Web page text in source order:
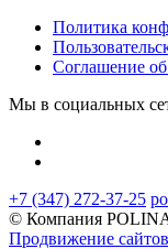
Политика
Соглашение
Мы в социальных
+7 (347) 272-37-25
© Компания POLINA
Продвижение сайтов